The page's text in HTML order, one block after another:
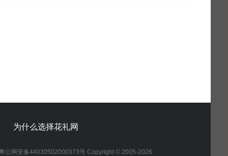
为什么选择花礼网
公网安备44030502000373号 Copyright © 2005-2026